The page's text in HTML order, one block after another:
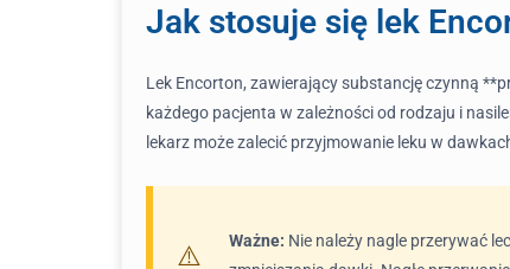
Jak stosuje się lek
Lek Encorton, zawierający substancję czynną
każdego pacjenta w zależności od rodzaju i
lekarz może zalecić przyjmowanie leku w
Ważne: Nie należy nagle przerywać